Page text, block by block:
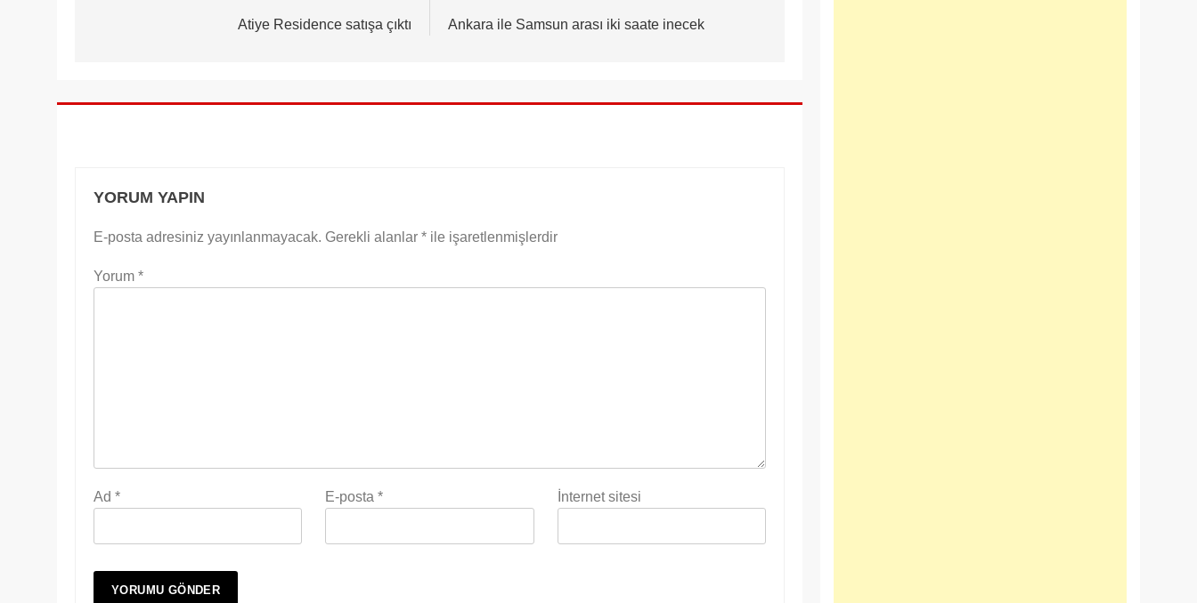
Atiye Residence satışa çıktı Ankara ile Samsun arası iki saate inecek
YORUM YAPIN
E-posta adresiniz yayınlanmayacak. Gerekli alanlar * ile işaretlenmişlerdir
Yorum *
Ad * E-posta* İnternet sitesi